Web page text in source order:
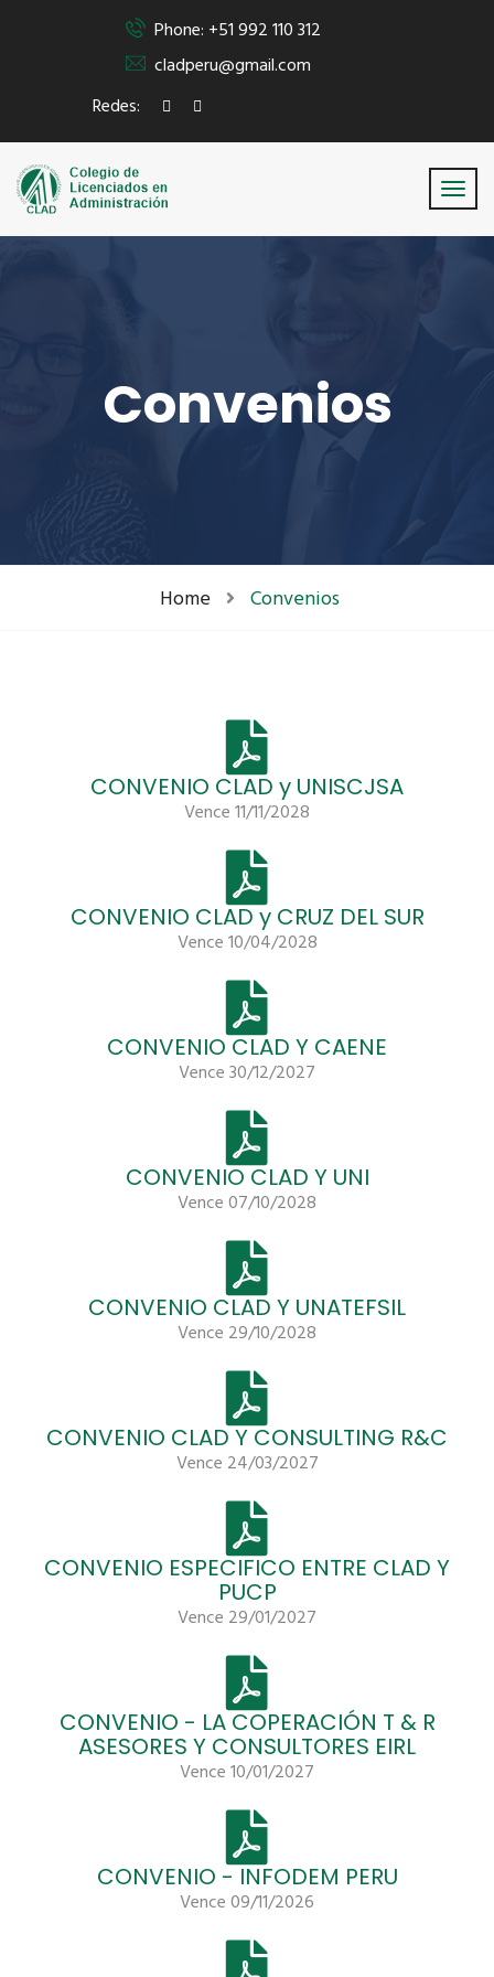
Phone: +51 992 110 312
cladperu@gmail.com
Redes:
Convenios
Home Convenios
CONVENIO CLAD y UNISCJSA
Vence 11/11/2028
CONVENIO CLAD y CRUZ DEL SUR
Vence 10/04/2028
CONVENIO CLAD Y CAENE
Vence 30/12/2027
CONVENIO CLAD Y UNI
Vence 07/10/2028
CONVENIO CLAD Y UNATEFSIL
Vence 29/10/2028
CONVENIO CLAD Y CONSULTING R&C
Vence 24/03/2027
CONVENIO ESPECIFICO ENTRE CLAD Y
PUCP
Vence 29/01/2027
CONVENIO - LA COPERACIÓN T & R
ASESORES Y CONSULTORES EIRL
Vence 10/01/2027
CONVENIO - INFODEM PERU
Vence 09/11/2026